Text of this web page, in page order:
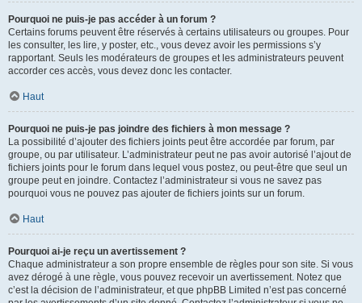
Pourquoi ne puis-je pas accéder à un forum ?
Certains forums peuvent être réservés à certains utilisateurs ou groupes. Pour
les consulter, les lire, y poster, etc., vous devez avoir les permissions s’y
rapportant. Seuls les modérateurs de groupes et les administrateurs peuvent
accorder ces accès, vous devez donc les contacter.
Haut
Pourquoi ne puis-je pas joindre des fichiers à mon message ?
La possibilité d’ajouter des fichiers joints peut être accordée par forum, par
groupe, ou par utilisateur. L’administrateur peut ne pas avoir autorisé l’ajout de
fichiers joints pour le forum dans lequel vous postez, ou peut-être que seul un
groupe peut en joindre. Contactez l’administrateur si vous ne savez pas
pourquoi vous ne pouvez pas ajouter de fichiers joints sur un forum.
Haut
Pourquoi ai-je reçu un avertissement ?
Chaque administrateur a son propre ensemble de règles pour son site. Si vous
avez dérogé à une règle, vous pouvez recevoir un avertissement. Notez que
c’est la décision de l’administrateur, et que phpBB Limited n’est pas concerné